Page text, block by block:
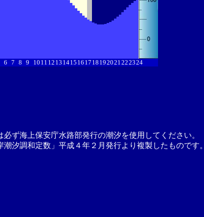
6 7 8 9 10 11 12 13 1415 16 17 18 192021222324
ず海上保安庁水路部発行の潮汐を使用してください。
汐調和定数」平成４年２月発行より複製したものです。